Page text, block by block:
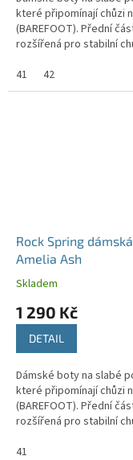
které připomínají chůzi
(BAREFOOT). Přední
rozšířená pro stabilní
41
42
Rock Spring
Amelia Ash
Skladem
1 290 Kč
DETAIL
Dámské boty na slabé
které připomínají chůzi
(BAREFOOT). Přední
rozšířená pro stabilní
41